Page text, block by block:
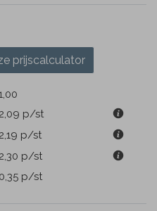
prijscalculator
p/st
p/st
p/st
p/st